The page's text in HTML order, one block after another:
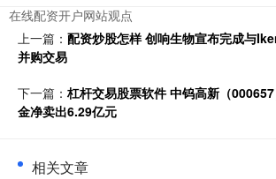
在线配资开户网站观点
上一篇： 配资炒股怎样 创响生物宣布完成与
并购交易
下一篇： 杠杆交易股票软件 中钨高新（
金净卖出6.29亿元
相关文章